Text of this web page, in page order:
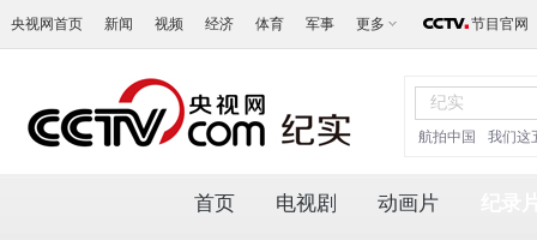
央视网首页 新闻 视频 经济 体育 军事 更多 节目官网
航拍中国 我们这
首页 电视剧 动画片